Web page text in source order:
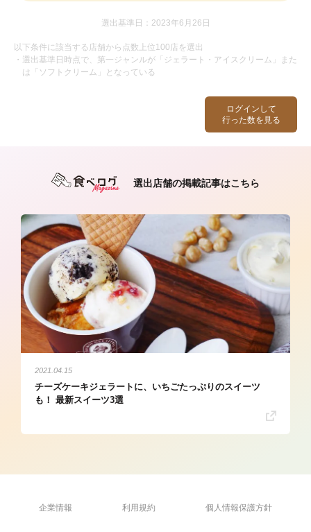
ログインして
行った数を見る
選出基準日：2023年6月26日
以下条件に該当する店舗から点数上位100店を選出
・選出基準日時点で、第一ジャンルが「ジェラート・アイスクリーム」また
は「ソフトクリーム」となっている
選出店舗の掲載記事はこちら
2021.04.15
チーズケーキジェラートに、いちごたっぷりのスイーツ
も！ 最新スイーツ3選
企業情報 利用規約 個人情報保護方針